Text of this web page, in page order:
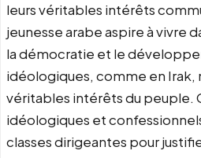
leurs véritables intérêts
jeunesse arabe aspire à vivre
la démocratie et le
idéologiques, comme en Irak,
véritables intérêts du peuple.
idéologiques et
classes dirigeantes pour